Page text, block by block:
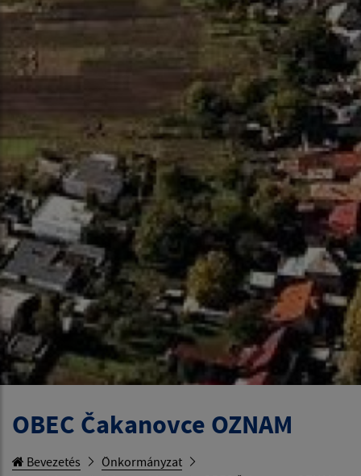
OBEC Čakanovce OZNAM
Bevezetés
Önkormányzat